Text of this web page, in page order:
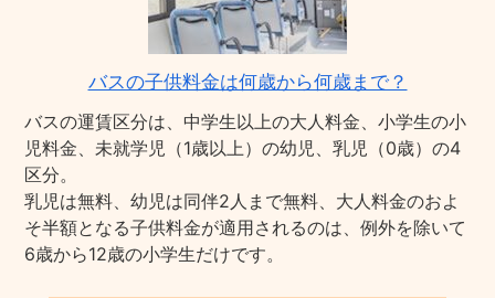
バスの子供料金は何歳から何歳まで？
バスの運賃区分は、中学生以上の大人料金、小学生の小
児料金、未就学児（1歳以上）の幼児、乳児（0歳）の4
区分。
乳児は無料、幼児は同伴2人まで無料、大人料金のおよ
そ半額となる子供料金が適用されるのは、例外を除いて
6歳から12歳の小学生だけです。